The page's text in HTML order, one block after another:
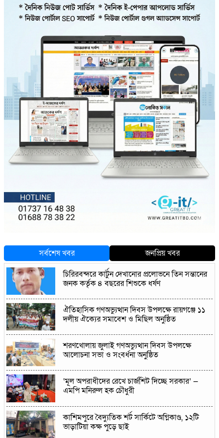
সর্বশেষ খবর
জনপ্রিয় খবর
চিরিরবন্দরে কার্টুন দেখানোর প্রলোভনে তিন সন্তানের
জনক কর্তৃক ৪ বছরের শিশুকে ধর্ষণ
ঐতিহাসিক গণঅভ্যুত্থান দিবস উপলক্ষে রায়গঞ্জে ১১
দলীয় ঐক্যের সমাবেশ ও মিছিল অনুষ্ঠিত
শরণখোলায় জুলাই গণঅভ্যুত্থান দিবস উপলক্ষে
আলোচনা সভা ও সংবর্ধনা অনুষ্ঠিত
‘মূল অপরাধীদের রেখে চার্জশিট দিচ্ছে সরকার’ —
এমপি মনিরুল হক চৌধুরী
কাশিমপুরে বৈদ্যুতিক শর্ট সার্কিটে অগ্নিকাণ্ড, ১২টি
ভাড়াটিয়া কক্ষ পুড়ে ছাই